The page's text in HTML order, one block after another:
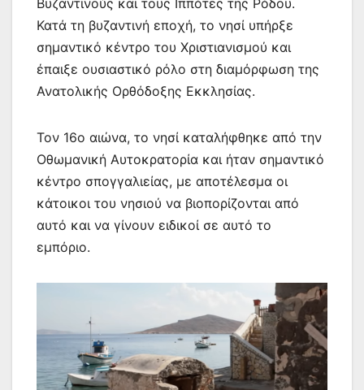
Βυζαντινούς και τους Ιππότες της Ρόδου.
Κατά τη βυζαντινή εποχή, το νησί υπήρξε
σημαντικό κέντρο του Χριστιανισμού και
έπαιξε ουσιαστικό ρόλο στη διαμόρφωση της
Ανατολικής Ορθόδοξης Εκκλησίας.
Τον 16ο αιώνα, το νησί καταλήφθηκε από την
Οθωμανική Αυτοκρατορία και ήταν σημαντικό
κέντρο σπογγαλιείας, με αποτέλεσμα οι
κάτοικοι του νησιού να βιοπορίζονται από
αυτό και να γίνουν ειδικοί σε αυτό το
εμπόριο.